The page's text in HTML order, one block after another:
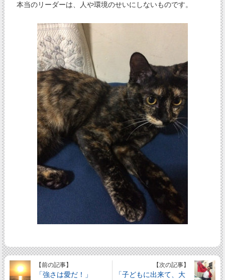
本当のリーダーは、人や環境のせいにしないものです。
【前の記事】
「強さは愛だ！」
【次の記事】
「子どもに出来て、大